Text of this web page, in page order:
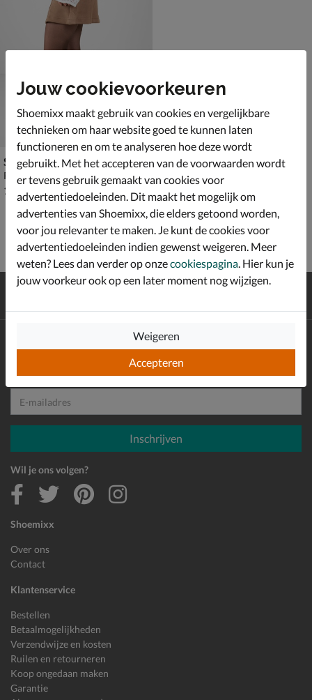
Shoecolate
Rits- & gesloten boots - beige
€ 129,99
129
Gratisverzending en retour*
Shoemixx
Over ons
Contact
Klantenservice
Bestellen
Betaalmogelijkheden
Verzendwijze en kosten
Ruilen en retourneren
Koop ongedaan maken
Garantie
Schrijf je in voor de Shoemixx nieuwsbrief en ontvang €10,-
E-mailadres
Inschrijven
Wil je ons volgen?
Jouw cookievoorkeuren
Shoemixx maakt gebruik van cookies en vergelijkbare
technieken om haar website goed te kunnen laten
functioneren en om te analyseren hoe deze wordt
gebruikt. Met het accepteren van de voorwaarden wordt
er tevens gebruik gemaakt van cookies voor
advertentiedoeleinden. Dit maakt het mogelijk om
advertenties van Shoemixx, die elders getoond worden,
voor jou relevanter te maken. Je kunt de cookies voor
advertentiedoeleinden indien gewenst weigeren. Meer
weten? Lees dan verder op onzecookiespagina. Hier kun je
jouw voorkeur ook op een later moment nog wijzigen.
Accepteren
Weigeren